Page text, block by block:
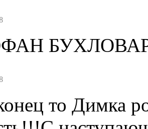
то Димка